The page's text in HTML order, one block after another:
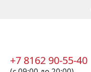
+7 8162 90-55-40